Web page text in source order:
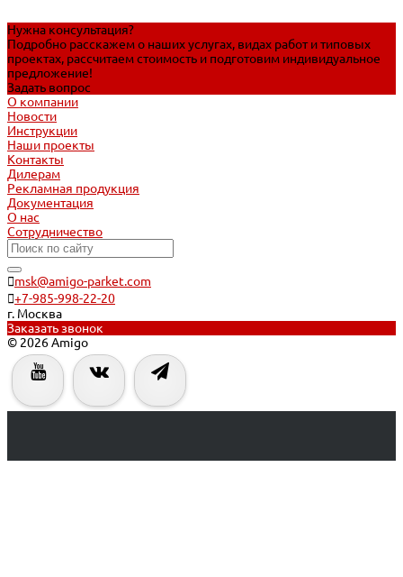
Нужна консультация?
Подробно расскажем о наших услугах, видах работ и типовых
проектах, рассчитаем стоимость и подготовим индивидуальное
предложение!
Задать вопрос
О компании
Новости
Инструкции
Наши проекты
Контакты
Дилерам
Рекламная продукция
Документация
О нас
Сотрудничество
msk@amigo-parket.com
+7-985-998-22-20
г. Москва
Заказать звонок
© 2026 Amigo